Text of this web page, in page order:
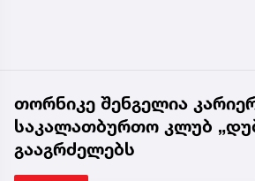
თორნიკე შენგელია
საკალათბურთო კლუბ
გააგრძელებს